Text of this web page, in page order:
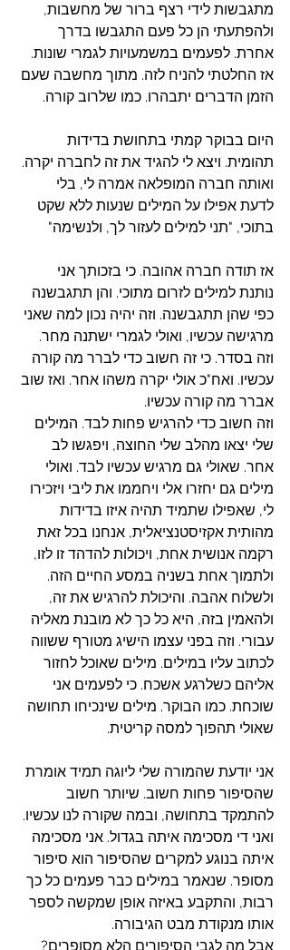
מתגבשות לידי רצף ברור של מחשבות,
ולהפתעתי הן כל פעם התגבשו בדרך
אחרת. לפעמים במשמעויות לגמרי שונות.
אז החלטתי להניח לזה. מתוך מחשבה שעם
הזמן הדברים יתבהרו. כמו שלרוב קורה.
היום בבוקר קמתי בתחושת בדידות
תהומית. ויצא לי להגיד את זה לחברה יקרה.
ואותה חברה המופלאה אמרה לי, בלי
לדעת אפילו על המילים שנעות ללא שקט
בתוכי, "תני למילים לעזור לך, ולנשימה"
אז תודה חברה אהובה. כי בזכותך אני
נותנת למילים לזרום מתוכי. והן תתגבשנה
כפי שהן תתגבשנה. וזה יהיה נכון למה שאני
מרגישה עכשיו, ואולי לגמרי ישתנה מחר.
וזה בסדר. כי זה חשוב כדי לברר מה קורה
עכשיו. ואח"כ אולי יקרה משהו אחר. ואז שוב
אברר מה קורה עכשיו.
וזה חשוב כדי להרגיש פחות לבד. המילים
שלי יצאו מהלב שלי החוצה, ויפגשו לב
אחר. שאולי גם מרגיש עכשיו לבד. ואולי
מילים גם יחזרו אלי ויחממו את ליבי ויזכירו
לי, שאפילו שתמיד תהיה איזו בדידות
מהותית אקזיסטנציאלית, אנחנו בכל זאת
רקמה אנושית אחת, ויכולות להדהד זו לזו,
ולתמוך אחת בשניה במסע החיים הזה.
ולשלוח אהבה. והיכולת להרגיש את זה,
ולהאמין בזה, היא כל כך לא מובנת מאליה
עבורי. וזה בפני עצמו הישיג מטורף ששווה
לכתוב עליו במילים. מילים שאוכל לחזור
אליהם כשלרגע אשכח. כי לפעמים אני
שוכחת. כמו הבוקר. מילים שינכיחו תחושה
שאולי תהפוך למסה קריטית.
אני יודעת שהמורה שלי ליוגה תמיד אומרת
שהסיפור פחות חשוב. שיותר חשוב
להתמקד בתחושה, ובמה שקורה לנו עכשיו.
ואני די מסכימה איתה בגדול. אני מסכימה
איתה בנוגע למקרים שהסיפור הוא סיפור
מסופר. שנאמר במילים כבר פעמים כל כך
רבות, והתקבע באיזה אופן שמקשה לספר
אותו מנקודת מבט הגיבורה.
אבל מה לגבי הסיפורים הלא מסופרים?